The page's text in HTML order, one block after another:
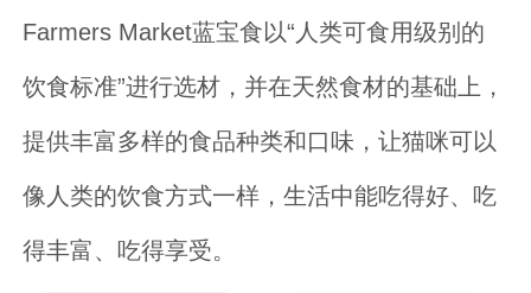
Farmers Market蓝宝食以“人类可食用级别的
饮食标准”进行选材，并在天然食材的基础上，
提供丰富多样的食品种类和口味，让猫咪可以
像人类的饮食方式一样，生活中能吃得好、吃
得丰富、吃得享受。